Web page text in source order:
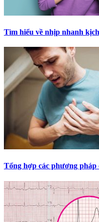
Tìm hiểu về nhịp nhanh
Tổng hợp các phương